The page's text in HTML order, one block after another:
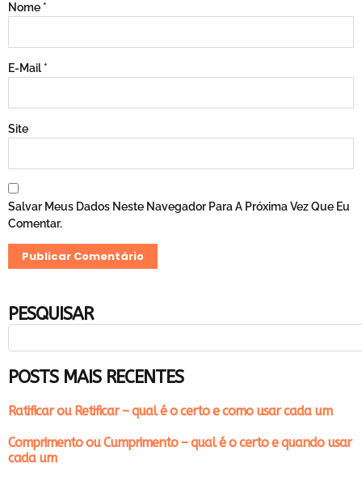
Nome *
E-Mail *
Site
Salvar Meus Dados Neste Navegador Para A Próxima Vez Que Eu
Comentar.
PESQUISAR
POSTS MAIS RECENTES
Ratificar ou Retificar – qual é o certo e como usar cada um
Comprimento ou Cumprimento – qual é o certo e quando usar
cada um